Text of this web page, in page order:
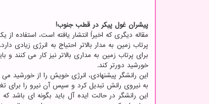
پیشران غول پیکر در قطب جنوب!
مقاله دیگری که اخیراً انتشار یافته است، استفاده
پرتاب زمین به مدار بالاتر احتیاج به انرژی زیادی
برای پرتاب زمین به مداری بالاتر نیز کار می کنند
خورشید دورتر کند.
این رانشگر پیشنهادی، انرژی خویش را از خورشید
به نیروی رانش تبدیل کرد و سپس آن نیرو را برای
این رانشگر در حالت ایده آل باید بگونه ای باشد